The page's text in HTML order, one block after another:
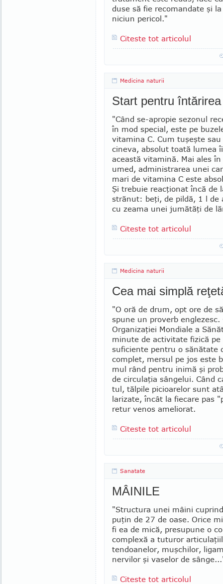
du­se să fie recomandate şi
niciun pericol."
Citeste tot articolul
Medicina naturii
Start pentru
"Când se-apropie sezonul
în mod special, este pe
vita­mina C. Cum tuşeşte
cineva, ab­solut toată lumea
această vitamină. Mai ales în
umed, administrarea unei
mari de vitamina C este
Şi trebuie reacţionat încă de
strănut: beţi, de pildă, 1 l de
cu zeama unei jumătăţi de
Citeste tot articolul
Medicina naturii
Cea mai simplă
"O oră de drum, opt ore de
spune un proverb en­glezesc.
Organizaţiei Mon­­­diale a
minute de acti­vitate fizică pe
suficiente pen­tru o sănătate
com­plet, mer­sul pe jos este
mul rând pentru inimă şi
de circulaţia sângelui. Când
tul, tălpile picioa­relor sunt
larizate, încât la fiecare pas
retur venos ame­liorat.
Citeste tot articolul
Sanatate
MÂINILE
"Structura unei mâini
puţin de 27 de oase. Orice
fi ea de mică, pre­supune o
complexă a tuturor
tendoanelor, muşchilor,
nervilor şi vaselor de
Citeste tot articolul